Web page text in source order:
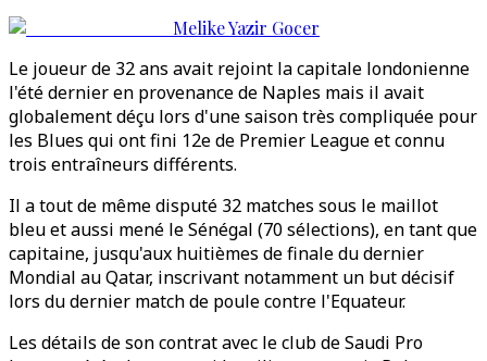
Melike Yazir Gocer
Le joueur de 32 ans avait rejoint la capitale londonienne
l'été dernier en provenance de Naples mais il avait
globalement déçu lors d'une saison très compliquée pour
les Blues qui ont fini 12e de Premier League et connu
trois entraîneurs différents.
Il a tout de même disputé 32 matches sous le maillot
bleu et aussi mené le Sénégal (70 sélections), en tant que
capitaine, jusqu'aux huitièmes de finale du dernier
Mondial au Qatar, inscrivant notamment un but décisif
lors du dernier match de poule contre l'Equateur.
Les détails de son contrat avec le club de Saudi Pro